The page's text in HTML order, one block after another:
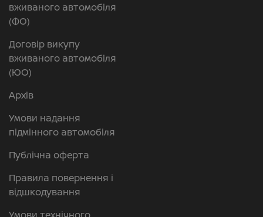
вживаного автомобіля
(ФО)
Договір викупу
вживаного автомобіля
(ЮО)
Архів
Умови надання
підмінного автомобіля
Публічна оферта
Правила повернення і
відшкодування